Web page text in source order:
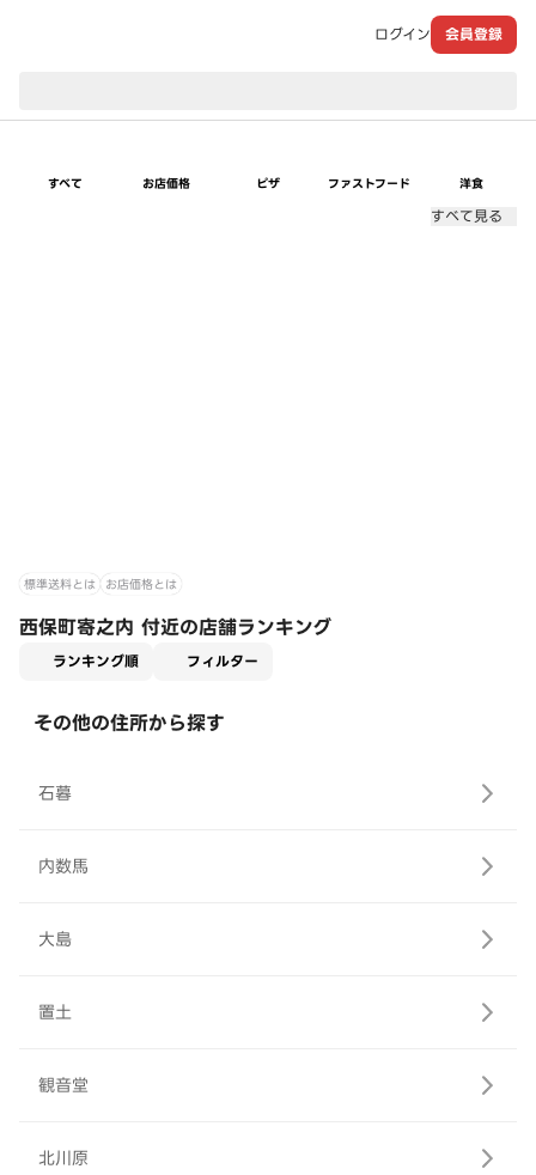
ログイン 会員登録
すべて お店価格 ピザ ファストフード 洋食
すべて見る
標準送料とは お店価格とは
西保町寄之内 付近の店舗ランキング
ランキング順 フィルター
その他の住所から探す
石暮
内数馬
大島
置土
観音堂
北川原